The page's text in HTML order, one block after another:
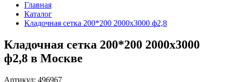
Главная
Каталог
Кладочная сетка 200*200 2000х3000 ф2,8
Кладочная сетка 200*200 2000х3000
ф2,8 в Москве
Артикул: 496967